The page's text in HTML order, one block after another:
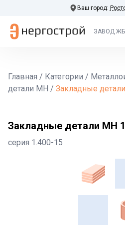
Ваш город:
ЗАВОД
Главная / Категории /
детали МН / Закладные
Закладные детали МН
серия 1.400-15